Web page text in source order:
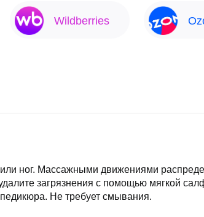
Wildberries
ног. Массажными движениями
загрязнения с помощью мягкой
Не требует смывания.